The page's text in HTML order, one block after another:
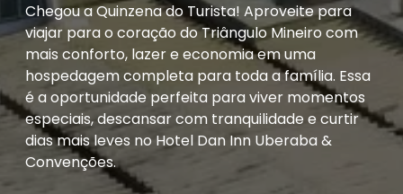
Chegou a Quinzena do Turista! Aproveite para
viajar para o coração do Triângulo Mineiro com
mais conforto, lazer e economia em uma
hospedagem completa para toda a família. Essa
é a oportunidade perfeita para viver momentos
especiais, descansar com tranquilidade e curtir
dias mais leves no Hotel Dan Inn Uberaba &
Convenções.